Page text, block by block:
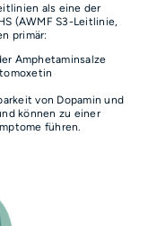
als eine der
(AWMF S3-Leitlinie,
primär:
Amphetaminsalze
von Dopamin und
können zu einer
führen.